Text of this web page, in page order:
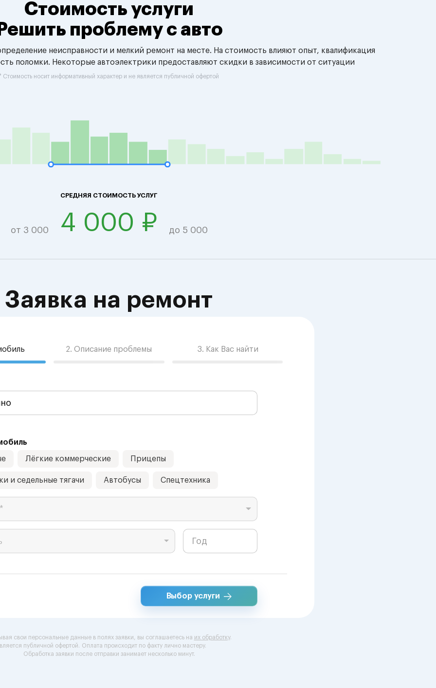
Стоимость услуги
Решить проблему с авто
неисправности и мелкий ремонт на месте. На стоимость влияют опыт, квалификация
поломки. Некоторые автоэлектрики предоставляют скидки в зависимости от ситуации
Стоимость носит информативный характер и не является публичной офертой
СРЕДНЯЯ СТОИМОСТЬ УСЛУГ
от 3 000 4 000 ₽ до 5 000
Заявка на ремонт
2. Описание проблемы 3. Как Вас найти
Лёгкие коммерческие Прицепы
и седельные тягачи Автобусы Спецтехника
Выбор услуги
свои персональные данные в полях заявки, вы соглашаетесь на их обработку.
публичной офертой. Оплата происходит по факту лично мастеру.
Обработка заявки после отправки занимает несколько минут.